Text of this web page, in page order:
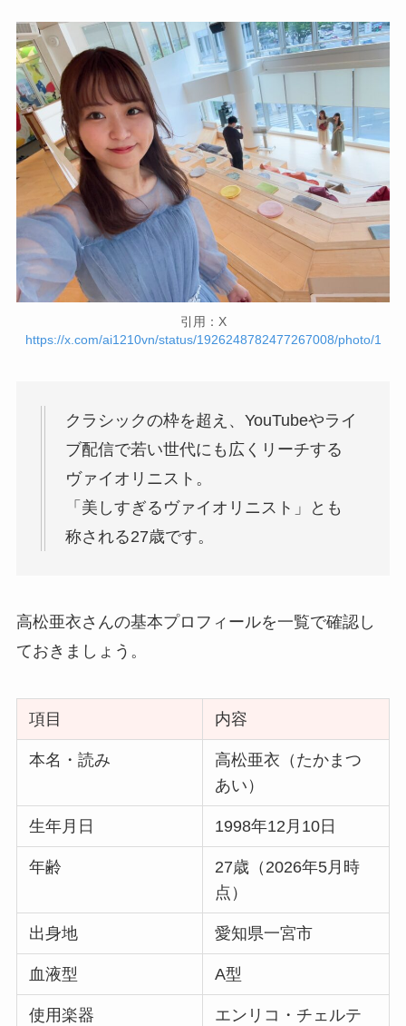
引用：X
https://x.com/ai1210vn/status/1926248782477267008/photo/1
クラシックの枠を超え、YouTubeやライ
ブ配信で若い世代にも広くリーチする
ヴァイオリニスト。
「美しすぎるヴァイオリニスト」とも
称される27歳です。
高松亜衣さんの基本プロフィールを一覧で確認し
ておきましょう。
項目 内容
本名・読み
高松亜衣（たかまつ
あい）
生年月日 1998年12月10日
年齢
27歳（2026年5月時
点）
出身地 愛知県一宮市
血液型 A型
使用楽器
エンリコ・チェルテ